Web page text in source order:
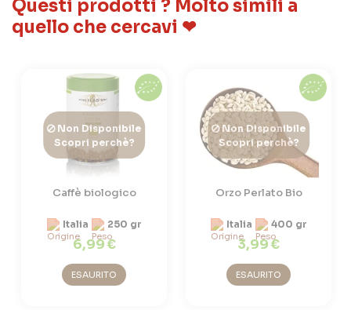
Questi prodotti ? Molto simili a
quello che cercavi ❤
Non Disponibile
Scopri perchè?
Caffè biologico
Italia 250 gr
6,99 €
ESAURITO
Non Disponibile
Scopri perchè?
Orzo Perlato Bio
Italia 400 gr
3,99 €
ESAURITO